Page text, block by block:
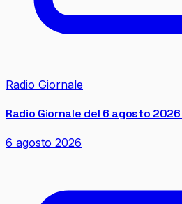
Radio Giornale
Radio Giornale del 6 agosto
6 agosto 2026